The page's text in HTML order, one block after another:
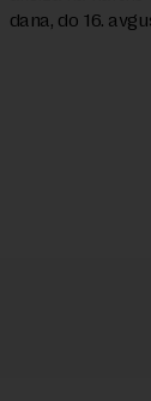
dana, do 16.